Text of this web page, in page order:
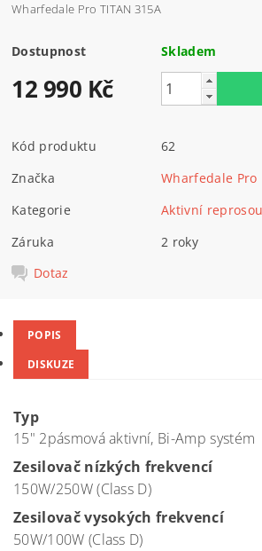
Wharfedale Pro TITAN 315A
Dostupnost Skladem
12 990 Kč
Kód produktu
62
Značka
Wharfedale Pro
Kategorie
Aktivní
Záruka
2 roky
Dotaz
POPIS
DISKUZE
Typ
15" 2pásmová aktivní, Bi-Amp systém
Zesilovač nízkých frekvencí
150W/250W (Class D)
Zesilovač vysokých frekvencí
50W/100W (Class D)